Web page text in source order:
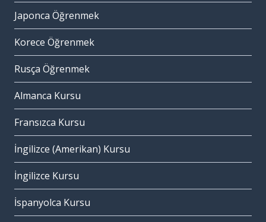
Japonca Öğrenmek
Korece Öğrenmek
Rusça Öğrenmek
Almanca Kursu
Fransızca Kursu
İngilizce (Amerikan) Kursu
İngilizce Kursu
İspanyolca Kursu